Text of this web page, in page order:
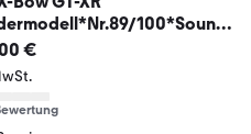
100*Sound
€